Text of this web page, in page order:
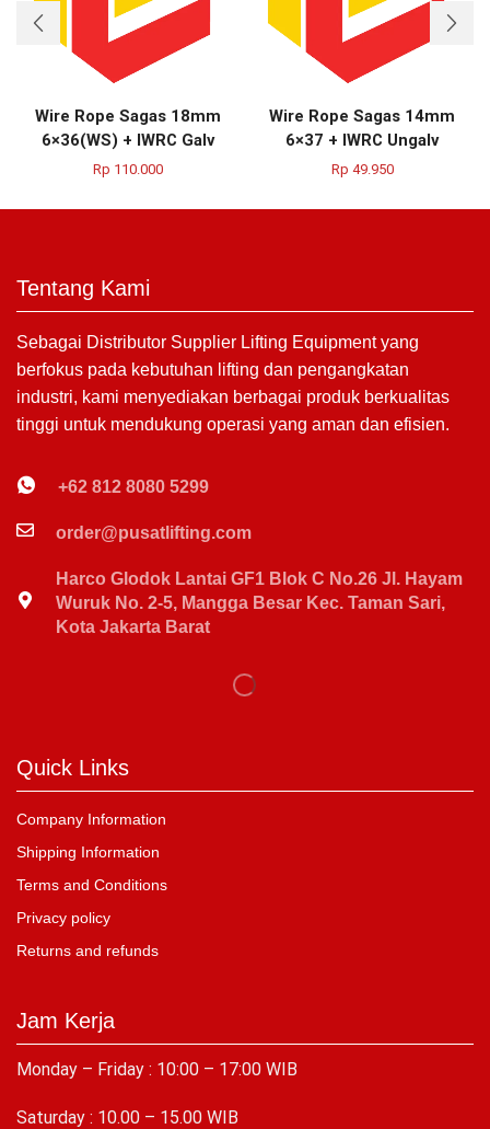
Wire Rope Sagas 18mm
6×36(WS) + IWRC Galv
Rp 110.000
Wire Rope Sagas 14mm
6×37 + IWRC Ungalv
Rp 49.950
Tentang Kami
Sebagai Distributor Supplier Lifting Equipment yang
berfokus pada kebutuhan lifting dan pengangkatan
industri, kami menyediakan berbagai produk berkualitas
tinggi untuk mendukung operasi yang aman dan efisien.
+62 812 8080 5299
order@pusatlifting.com
Harco Glodok Lantai GF1 Blok C No.26 Jl. Hayam
Wuruk No. 2-5, Mangga Besar Kec. Taman Sari,
Kota Jakarta Barat
Quick Links
Company Information
Shipping Information
Terms and Conditions
Privacy policy
Returns and refunds
Jam Kerja
Monday – Friday : 10:00 – 17:00 WIB
Saturday : 10.00 – 15.00 WIB